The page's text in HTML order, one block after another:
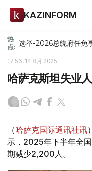
KAZINFORM
热
点: 选举-2026总统府任免
17:56, 14 8月 2025
哈萨克斯坦失业
（哈萨克国际通讯社讯
示，2025年下半年全
期减少2,200人。